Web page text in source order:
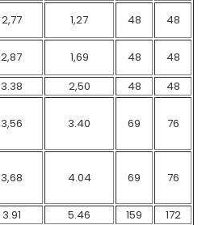
2,77 1,27 48
48
2,87 1,69 48
48
3.38 2,50 48
48
3,56 3.40 69 76
3,68 4.04 69 76
3.91 5.46 159
172